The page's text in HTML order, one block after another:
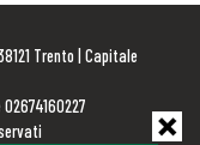
Trento | Capitale